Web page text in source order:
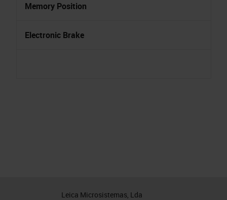
Memory Position
Electronic Brake
Leica Microsistemas, Lda